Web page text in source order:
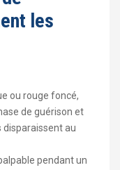
les
ou rouge foncé,
de guérison et
disparaissent au
pendant un